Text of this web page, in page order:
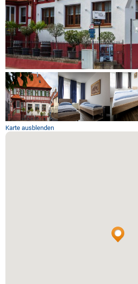
Karte ausblenden